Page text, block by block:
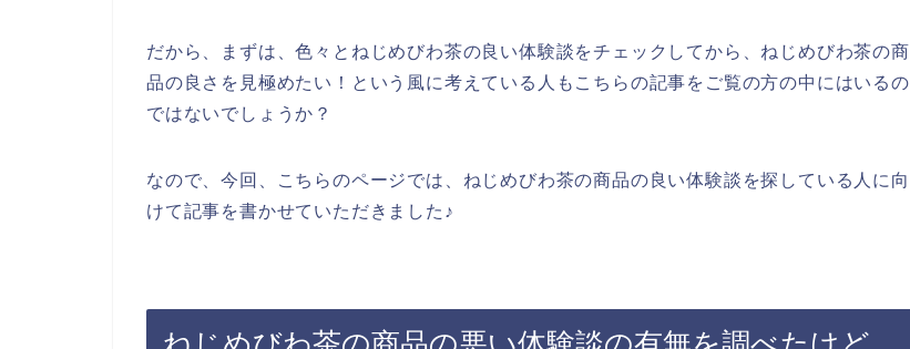
だから、まずは、色々とねじめびわ茶の良い体験談をチェックしてから、ねじめびわ茶の商
品の良さを見極めたい！という風に考えている人もこちらの記事をご覧の方の中にはいるの
ではないでしょうか？
なので、今回、こちらのページでは、ねじめびわ茶の商品の良い体験談を探している人に向
けて記事を書かせていただきました♪